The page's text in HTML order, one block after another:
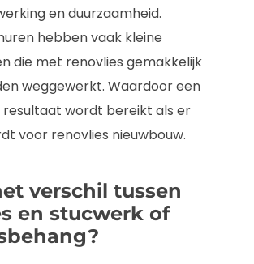
en duurzaamheid.
hebben vaak kleine
die met renovlies gemakkelijk
weggewerkt. Waardoor een
wordt bereikt als er
voor renovlies nieuwbouw.
verschil tussen
en stucwerk of